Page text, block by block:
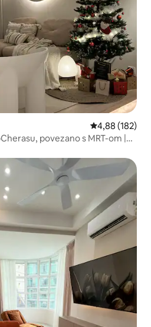
Prosječna
4,88 (182)
povezano s MRT-om |